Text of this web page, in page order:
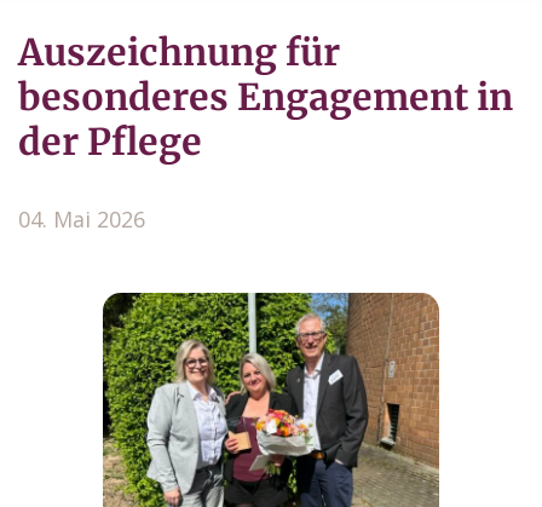
Auszeichnung für
besonderes Engagement in
der Pflege
04. Mai 2026